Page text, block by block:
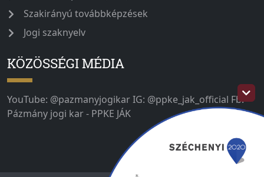
Szakirányú továbbképzések
Jogi szaknyelv
KÖZÖSSÉGI MÉDIA
YouTube: @pazmanyjogikar IG: @ppke_jak_official Fb:
Pázmány jogi kar - PPKE JÁK